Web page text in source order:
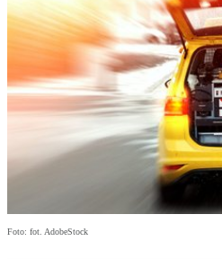
Foto: fot. AdobeStock